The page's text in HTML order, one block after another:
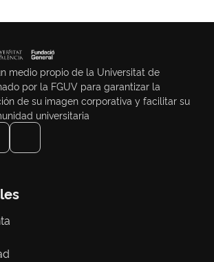
medio propio de la Universitat de
por la FGUV para garantizar la
de su imagen corporativa y facilitar su
universitaria